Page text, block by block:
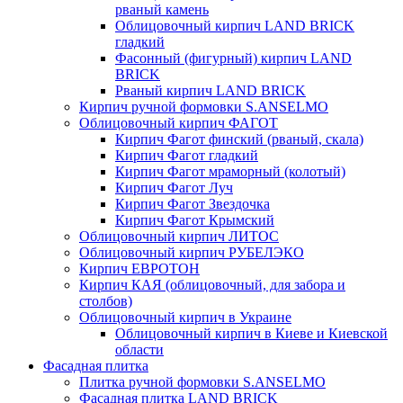
рваный камень
Облицовочный кирпич LAND BRICK
гладкий
Фасонный (фигурный) кирпич LAND
BRICK
Рваный кирпич LAND BRICK
Кирпич ручной формовки S.ANSELMO
Облицовочный кирпич ФАГОТ
Кирпич Фагот финский (рваный, скала)
Кирпич Фагот гладкий
Кирпич Фагот мраморный (колотый)
Кирпич Фагот Луч
Кирпич Фагот Звездочка
Кирпич Фагот Крымский
Облицовочный кирпич ЛИТОС
Облицовочный кирпич РУБЕЛЭКО
Кирпич ЕВРОТОН
Кирпич КАЯ (облицовочный, для забора и
столбов)
Облицовочный кирпич в Украине
Облицовочный кирпич в Киеве и Киевской
области
Фасадная плитка
Плитка ручной формовки S.ANSELMO
Фасадная плитка LAND BRICK